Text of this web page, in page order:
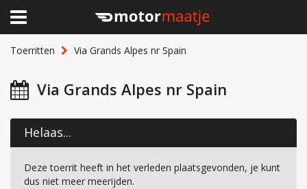
Toerritten Via Grands Alpes nr Spain
Via Grands Alpes nr Spain
Helaas...
Deze toerrit heeft in het verleden plaatsgevonden, je kunt
dus niet meer meerijden.
×
Home
Clubhuis
Lid worden
Over Motormaatje